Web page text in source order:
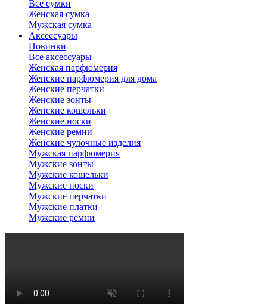
Все сумки
Женская сумка
Мужская сумка
Аксессуары
Новинки
Все аксессуары
Женская парфюмерия
Женские парфюмерия для дома
Женские перчатки
Женские зонты
Женские кошельки
Женские носки
Женские ремни
Женские чулочные изделия
Мужская парфюмерия
Мужские зонты
Мужские кошельки
Мужские носки
Мужские перчатки
Мужские платки
Мужские ремни